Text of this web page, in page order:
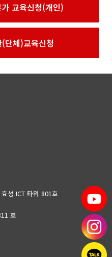
교육신청(개인)
단체)교육신청
성 ICT 타워 801호
호